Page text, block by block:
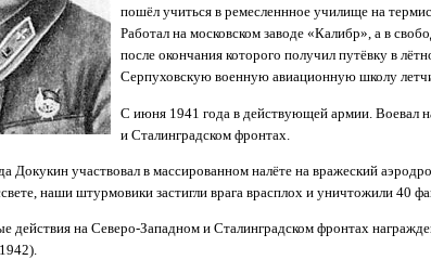
пошёл учиться в ремесленнное училище на
Работал на московском заводе «Калибр», а в
после окончания которого получил путёвку в
Серпуховскую военную авиационную школу
С июня 1941 года в действующей армии. Воевал
и Сталинградском фронтах.
Докукин участвовал в массированном налёте на вражеский
наши штурмовики застигли врага врасплох и уничтожили 40
действия на Северо-Западном и Сталинградском фронтах